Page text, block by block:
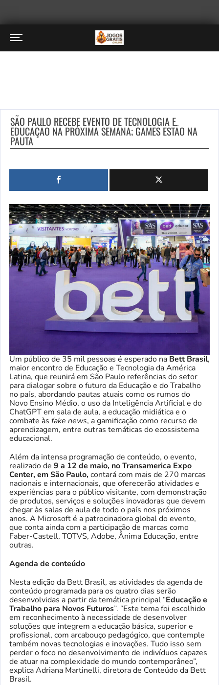
SÃO PAULO RECEBE EVENTO DE TECNOLOGIA E
EDUCAÇÃO NA PRÓXIMA SEMANA; GAMES ESTÃO NA
PAUTA
Um público de 35 mil pessoas é esperado na Bett Brasil,
maior encontro de Educação e Tecnologia da América
Latina, que reunirá em São Paulo referências do setor
para dialogar sobre o futuro da Educação e do Trabalho
no país, abordando pautas atuais como os rumos do
Novo Ensino Médio, o uso da Inteligência Artificial e do
ChatGPT em sala de aula, a educação midiática e o
combate às fake news, a gamificação como recurso de
aprendizagem, entre outras temáticas do ecossistema
educacional.
Além da intensa programação de conteúdo, o evento,
realizado de 9 a 12 de maio, no Transamerica Expo
Center, em São Paulo,contará com mais de 270 marcas
nacionais e internacionais, que oferecerão atividades e
experiências para o público visitante, com demonstração
de produtos, serviços e soluções inovadoras que devem
chegar às salas de aula de todo o país nos próximos
anos. A Microsoft é a patrocinadora global do evento,
que conta ainda com a participação de marcas como
Faber-Castell, TOTVS, Adobe, Ânima Educação, entre
outras.
Agenda de conteúdo
Nesta edição da Bett Brasil, as atividades da agenda de
conteúdo programada para os quatro dias serão
desenvolvidas a partir da temática principal “Educação e
Trabalho para Novos Futuros”. “Este tema foi escolhido
em reconhecimento à necessidade de desenvolver
soluções que integrem a educação básica, superior e
profissional, com arcabouço pedagógico, que contemple
também novas tecnologias e inovações. Tudo isso sem
perder o foco no desenvolvimento de indivíduos capazes
de atuar na complexidade do mundo contemporâneo”,
explica Adriana Martinelli, diretora de Conteúdo da Bett
Brasil.